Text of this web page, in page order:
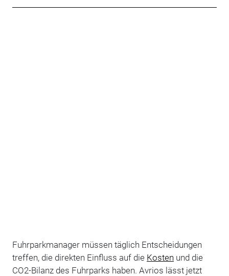
Fuhrparkmanager müssen täglich Entscheidungen
treffen, die direkten Einfluss auf die Kosten und die
CO2-Bilanz des Fuhrparks haben. Avrios lässt jetzt